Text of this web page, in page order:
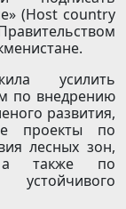
(Host country
усилить
по внедрению
развития,
проекты по
лесных зон,
а также по
устойчивого